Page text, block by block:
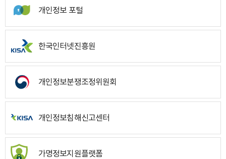
개인정보 포털
한국인터넷진흥원
개인정보분쟁조정위원회
개인정보침해신고센터
가명정보지원플랫폼